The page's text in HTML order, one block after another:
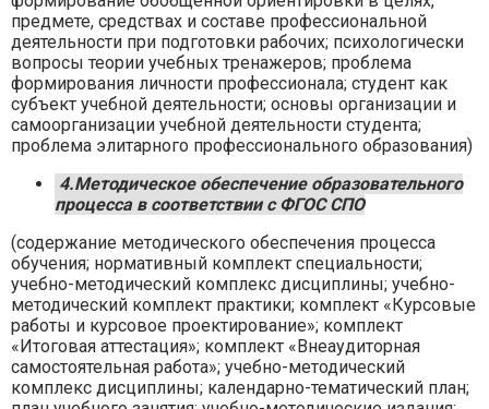
предмете, средствах и составе профессиональной
деятельности при подготовки рабочих; психологически
вопросы теории учебных тренажеров; проблема
формирования личности профессионала; студент как
субъект учебной деятельности; основы организации и
самоорганизации учебной деятельности студента;
проблема элитарного профессионального образования)
4.Методическое обеспечение образовательного
процесса в соответствии с ФГОС СПО
(содержание методического обеспечения процесса
обучения; нормативный комплект специальности;
учебно-методический комплекс дисциплины; учебно-
методический комплект практики; комплект «Курсовые
работы и курсовое проектирование»; комплект
«Итоговая аттестация»; комплект «Внеаудиторная
самостоятельная работа»; учебно-методический
комплекс дисциплины; календарно-тематический план;